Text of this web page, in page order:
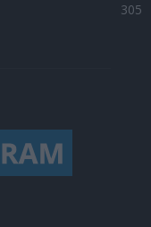
305